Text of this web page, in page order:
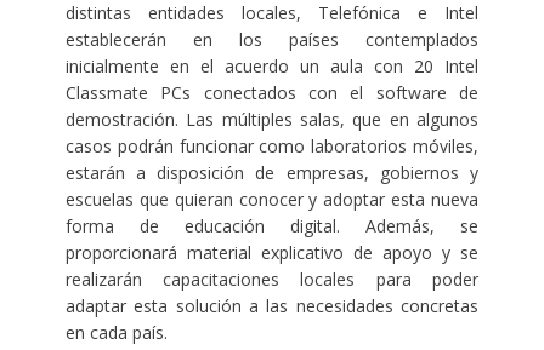
distintas entidades locales, Telefónica e Intel
establecerán en los países contemplados
inicialmente en el acuerdo un aula con 20 Intel
Classmate PCs conectados con el software de
demostración. Las múltiples salas, que en algunos
casos podrán funcionar como laboratorios móviles,
estarán a disposición de empresas, gobiernos y
escuelas que quieran conocer y adoptar esta nueva
forma de educación digital. Además, se
proporcionará material explicativo de apoyo y se
realizarán capacitaciones locales para poder
adaptar esta solución a las necesidades concretas
en cada país.